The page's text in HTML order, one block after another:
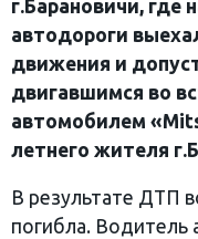
г.Барановичи, где
автодороги
движения и
двигавшимся во
автомобилем
летнего жителя
В результате ДТП
погибла. Водитель